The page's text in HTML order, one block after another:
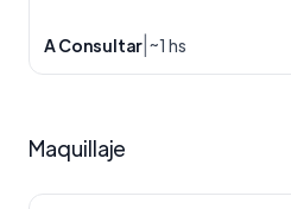
A Consultar ~1 hs
Maquillaje